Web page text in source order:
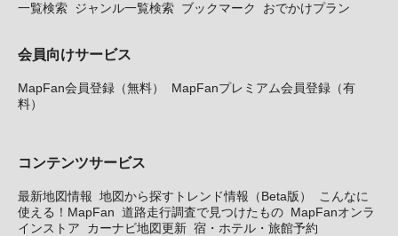
一覧検索 ジャンル一覧検索 ブックマーク おでかけプラン
会員向けサービス
MapFan会員登録（無料）
MapFanプレミアム会員登録（有
料）
コンテンツサービス
最新地図情報 地図から探すトレンド情報（Beta版）
こんなに
使える！MapFan 道路走行調査で見つけたもの MapFanオンラ
インストア
カーナビ地図更新 宿・ホテル・旅館予約